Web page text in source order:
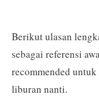
Berikut ulasan
sebagai referensi
recommended
liburan nanti.